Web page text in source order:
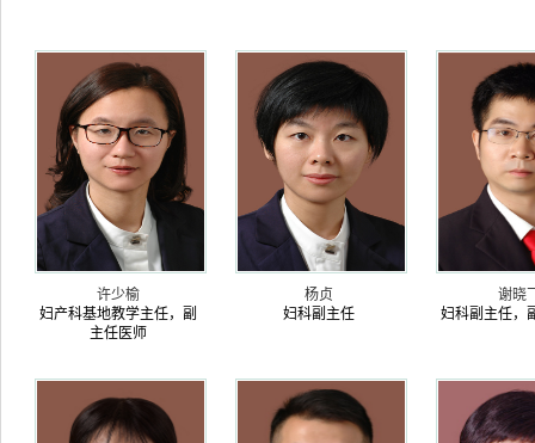
许少榆
妇产科基地教学主任，副
主任医师
杨贞
妇科副主任
谢晓
妇科副主任，